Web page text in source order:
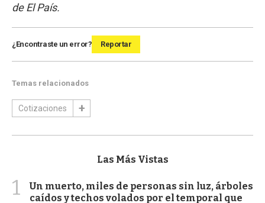
de El País.
¿Encontraste un error? Reportar
Temas relacionados
Cotizaciones
Las Más Vistas
1
Un muerto, miles de personas sin luz, árboles
caídos y techos volados por el temporal que